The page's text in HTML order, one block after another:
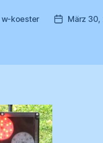
w-koester März